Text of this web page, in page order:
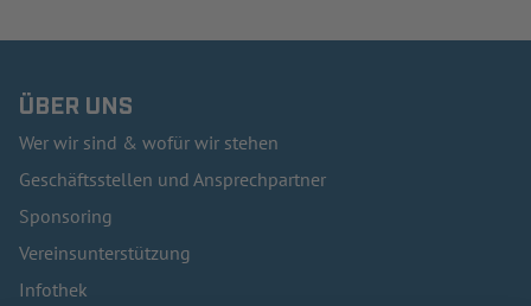
ÜBER UNS
Wer wir sind & wofür wir stehen
Geschäftsstellen und Ansprechpartner
Sponsoring
Vereinsunterstützung
Infothek